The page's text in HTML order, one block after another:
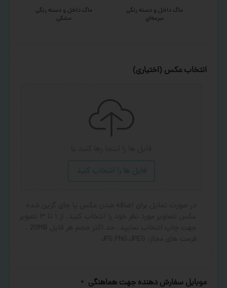
ماگ داخل و دسته رنگی
سرمه‌ای
ماگ داخل و دسته رنگی
مشکی
انتخاب عکس (اختیاری)
فایل ها را انتخاب کنید
موبایل سفارش دهنده جهت هماهنگی *